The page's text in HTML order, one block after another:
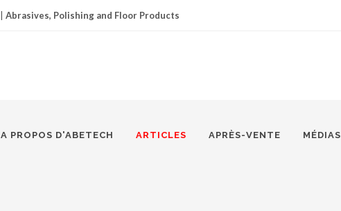
Abrasives, Polishing and Floor Products
A PROPOS D'ABETECH ARTICLES APRÈS-VENTE MÉDIAS